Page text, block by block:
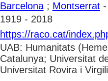
Barcelona; Montserrat-
1919 - 2018
https://raco.cat/
UAB: Humanitats
Catalunya; Universitat
Universitat Rovira i Virgili